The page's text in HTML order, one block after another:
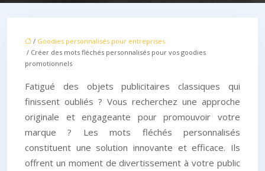
/ Goodies personnalisés pour entreprises
/ Créer des mots fléchés personnalisés pour vos goodies
promotionnels
Fatigué des objets publicitaires classiques qui
finissent oubliés ? Vous recherchez une approche
originale et engageante pour promouvoir votre
marque ? Les mots fléchés personnalisés
constituent une solution innovante et efficace. Ils
offrent un moment de divertissement à votre public